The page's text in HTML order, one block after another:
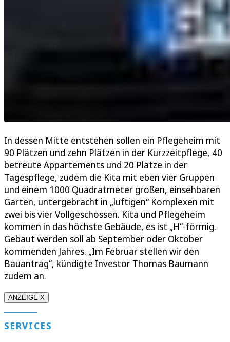
In dessen Mitte entstehen sollen ein Pflegeheim mit
90 Plätzen und zehn Plätzen in der Kurzzeitpflege, 40
betreute Appartements und 20 Plätze in der
Tagespflege, zudem die Kita mit eben vier Gruppen
und einem 1000 Quadratmeter großen, einsehbaren
Garten, untergebracht in „luftigen“ Komplexen mit
zwei bis vier Vollgeschossen. Kita und Pflegeheim
kommen in das höchste Gebäude, es ist „H“-förmig.
Gebaut werden soll ab September oder Oktober
kommenden Jahres. „Im Februar stellen wir den
Bauantrag“, kündigte Investor Thomas Baumann
zudem an.
ANZEIGE X
SERVICES